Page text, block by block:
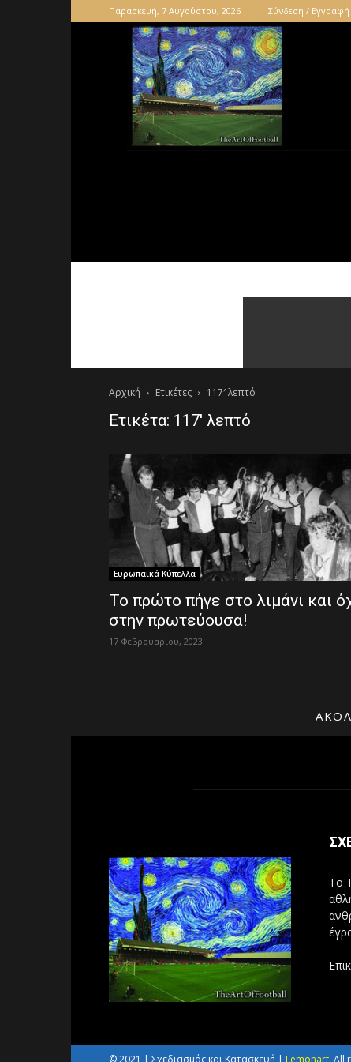
Παρασκευή, 7 Αυγούστου, 2026 Σύνδεση / Εγγραφή
Αρχική Ετικέτες 117′ λεπτό
Ετικέτα: 117′ λεπτό
Ευρωπαϊκά Κύπελλα
Το πρώτο πήγε στο λιμάνι και
στην πρωτεύουσα!
17 Φεβρουαρίου, 2023
Το
© 2021 | Σχεδιασμός και Κατασκευή | Lemonart. All